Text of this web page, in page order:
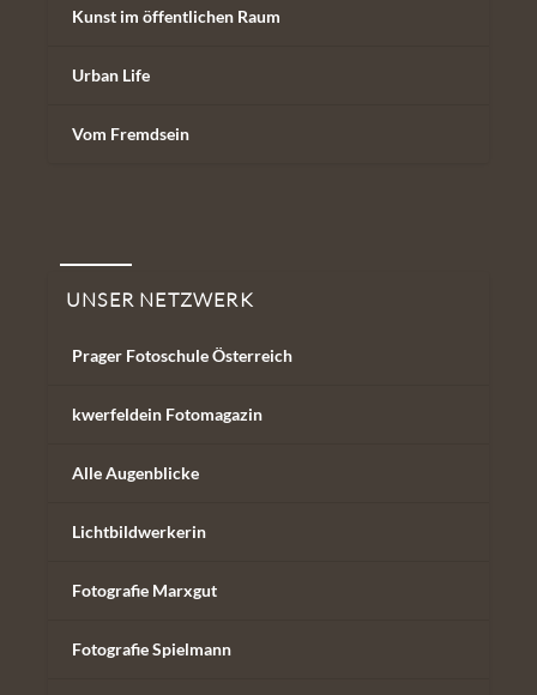
Kunst im öffentlichen Raum
Urban Life
Vom Fremdsein
Unser Netzwerk
UNSER NETZWERK
Prager Fotoschule Österreich
kwerfeldein Fotomagazin
Alle Augenblicke
Lichtbildwerkerin
Fotografie Marxgut
Fotografie Spielmann